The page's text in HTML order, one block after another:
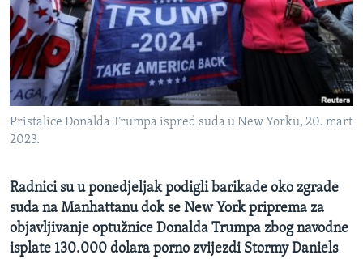
MAGAZIN
O GLASU AMERIKE
Learning English
PRATITE NAS
Jezici
Pristalice Donalda Trumpa ispred suda u New Yorku, 20. mart
2023.
Radnici su u ponedjeljak podigli barikade oko zgrade
suda na Manhattanu dok se New York priprema za
objavljivanje optužnice Donalda Trumpa zbog navodne
isplate 130.000 dolara porno zvijezdi Stormy Daniels